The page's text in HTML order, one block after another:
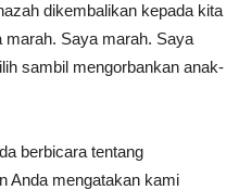
dikembalikan kepada kita
marah. Saya marah. Saya
sambil mengorbankan anak-
berbicara tentang
Anda mengatakan kami